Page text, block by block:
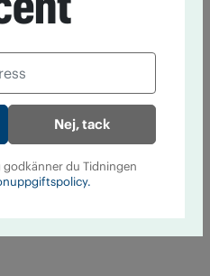
Nej, tack
du Tidningen